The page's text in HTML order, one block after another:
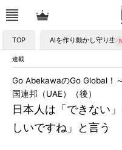
TOP AIを作り動かし守り生
連載
日本人は「できない
しいですね」と言う
Go AbekawaのGo Global！
国連邦（UAE）（後）